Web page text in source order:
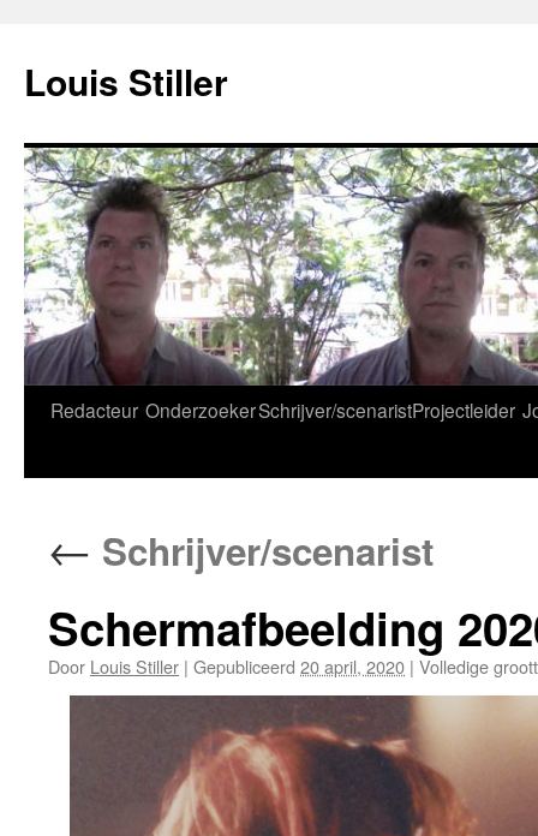
inhoud
Louis Stiller
Redacteur OnderzoekerSchrijver/scenaristProjectleider
← Schrijver/scenarist
Schermafbeelding
Door Louis Stiller | Gepubliceerd 20 april, 2020 | Volledige